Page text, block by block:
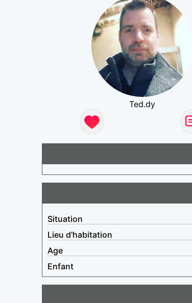
Ted.dy
Situation
Lieu d'habitation
Age
Enfant